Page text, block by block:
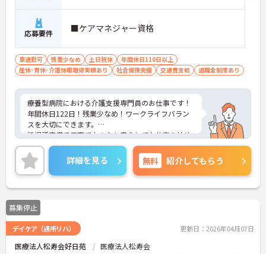
応募要件 ■ケアマネジャー資格
車通勤可 残業少なめ 土日祝休
年間休日110日以上
産休･育休･介護休暇取得実績あり
社会保険完備 交通費支給 退職金制度あり
療養型病院における介護支援専門員のお仕事です！
年間休日122日！残業少なめ！ワークライフバラン
スを大切にできます。
託児所完備で子育て中の方も安心してお仕事を始め
られます。
ご興味ある方には、面接のポイントなど、さらに詳
細をお話致しますのでお気軽にご相談ください。
詳細を見る 無料 紹介してもらう
募集停止
デイケア（通所リハ） 更新日：2026年04月07日
医療法人松寿会好日苑 医療法人松寿会